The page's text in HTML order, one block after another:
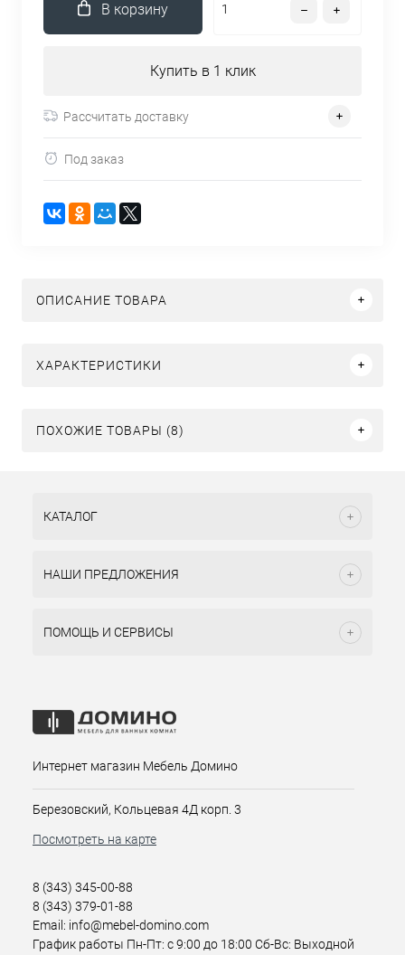
В корзину
Купить в 1 клик
Рассчитать доставку
Под заказ
ОПИСАНИЕ ТОВАРА
ХАРАКТЕРИСТИКИ
ПОХОЖИЕ ТОВАРЫ (8)
КАТАЛОГ
НАШИ ПРЕДЛОЖЕНИЯ
ПОМОЩЬ И СЕРВИСЫ
Интернет магазин Мебель Домино
Березовский, Кольцевая 4Д корп. 3
Посмотреть на карте
8 (343) 345-00-88
8 (343) 379-01-88
Email: info@mebel-domino.com
График работы Пн-Пт: с 9:00 до 18:00 Сб-Вс: Выходной